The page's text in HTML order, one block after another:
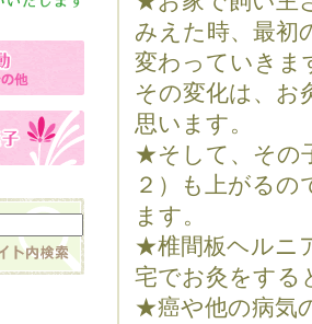
みえた時、最初
変わっていきま
その変化は、お
思います。
★そして、その
２）も上がる
ます。
★椎間板ヘルニ
宅でお灸をする
★癌や他の病気